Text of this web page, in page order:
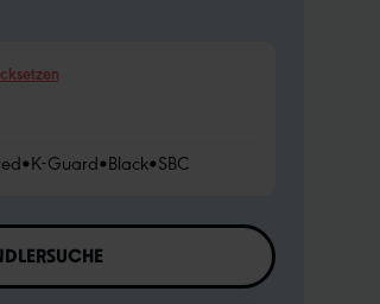
•K-Guard•Black•SBC